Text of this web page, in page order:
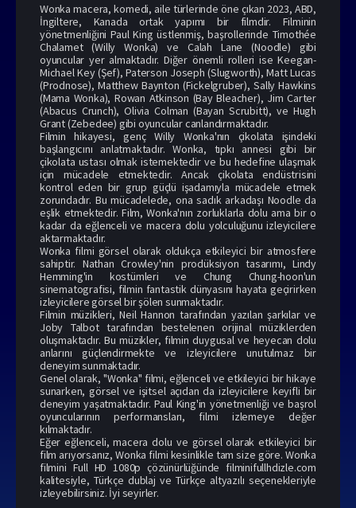
Wonka macera, komedi, aile türlerinde öne çıkan 2023, ABD,
İngiltere, Kanada ortak yapımı bir filmdir. Filminin
yönetmenliğini Paul King üstlenmiş, başrollerinde Timothée
Chalamet (Willy Wonka) ve Calah Lane (Noodle) gibi
oyuncular yer almaktadır. Diğer önemli rolleri ise Keegan-
Michael Key (Şef), Paterson Joseph (Slugworth), Matt Lucas
(Prodnose), Matthew Baynton (Fickelgruber), Sally Hawkins
(Mama Wonka), Rowan Atkinson (Bay Bleacher), Jim Carter
(Abacus Crunch), Olivia Colman (Bayan Scrubitt), ve Hugh
Grant (Zebedee) gibi oyuncular canlandırmaktadır.
Filmin hikayesi, genç Willy Wonka'nın çikolata işindeki
başlangıcını anlatmaktadır. Wonka, tıpkı annesi gibi bir
çikolata ustası olmak istemektedir ve bu hedefine ulaşmak
için mücadele etmektedir. Ancak çikolata endüstrisini
kontrol eden bir grup güçlü işadamıyla mücadele etmek
zorundadır. Bu mücadelede, ona sadık arkadaşı Noodle da
eşlik etmektedir. Film, Wonka'nın zorluklarla dolu ama bir o
kadar da eğlenceli ve macera dolu yolculuğunu izleyicilere
aktarmaktadır.
Wonka filmi görsel olarak oldukça etkileyici bir atmosfere
sahiptir. Nathan Crowley'nin prodüksiyon tasarımı, Lindy
Hemming'in kostümleri ve Chung Chung-hoon'un
sinematografisi, filmin fantastik dünyasını hayata geçirirken
izleyicilere görsel bir şölen sunmaktadır.
Filmin müzikleri, Neil Hannon tarafından yazılan şarkılar ve
Joby Talbot tarafından bestelenen orijinal müziklerden
oluşmaktadır. Bu müzikler, filmin duygusal ve heyecan dolu
anlarını güçlendirmekte ve izleyicilere unutulmaz bir
deneyim sunmaktadır.
Genel olarak, "Wonka" filmi, eğlenceli ve etkileyici bir hikaye
sunarken, görsel ve işitsel açıdan da izleyicilere keyifli bir
deneyim yaşatmaktadır. Paul King'in yönetmenliği ve başrol
oyuncularının performansları, filmi izlemeye değer
kılmaktadır.
Eğer eğlenceli, macera dolu ve görsel olarak etkileyici bir
film arıyorsanız, Wonka filmi kesinlikle tam size göre. Wonka
filmini Full HD 1080p çözünürlüğünde filminifullhdizle.com
kalitesiyle, Türkçe dublaj ve Türkçe altyazılı seçenekleriyle
izleyebilirsiniz. İyi seyirler.